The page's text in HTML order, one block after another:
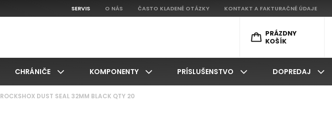
SERVIS O NÁS ČASTO KLADENÉ OTÁZKY KONTAKT A FAKTURAČNÉ ÚDAJE
PRÁZDNY
KOŠÍK
CHRÁNIČE KOMPONENTY PRÍSLUŠENSTVO DOPREDAJ
ROCKSHOX DUST SEAL 32MM BLACK QTY 20